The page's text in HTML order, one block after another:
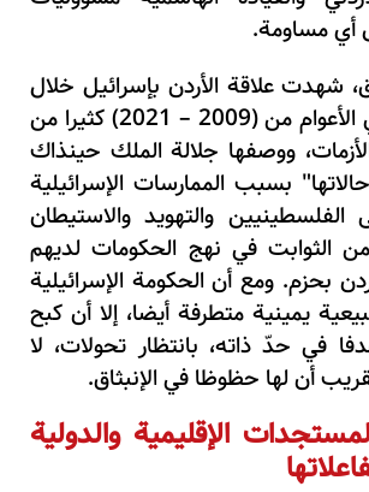
أي مساومة.
شهدت علاقة الأردن بإسرائيل خلال
ولاية نتنياهو في الأعوام من (2009 – 2021) كثيرا من
ووصفها جلالة الملك حينذاك
بسبب الممارسات الإسرائيلية
الفلسطينيين والتهويد والاستيطان
الثوابت في نهج الحكومات لديهم
بحزم. ومع أن الحكومة الإسرائيلية
يمينية متطرفة أيضا، إلا أن كبح
في حدّ ذاته، بانتظار تحولات، لا
أن لها حظوظا في الإنبثاق.
الإقليمية والدولية